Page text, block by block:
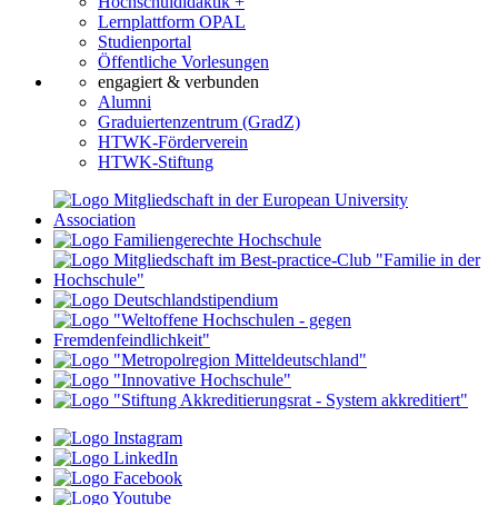
Lernplattform OPAL
Studienportal
Öffentliche Vorlesungen
engagiert & verbunden
Alumni
Graduiertenzentrum (GradZ)
HTWK-Förderverein
HTWK-Stiftung